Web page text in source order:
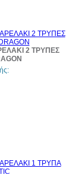
2 ΤΡΥΠΕΣ